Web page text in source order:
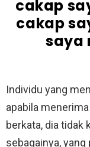
cakap
cakap
saya
Individu yang
apabila
berkata, dia tidak
sebagainya,